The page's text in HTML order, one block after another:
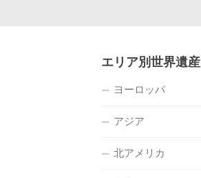
エリア別世界遺産
ヨーロッパ
アジア
北アメリカ